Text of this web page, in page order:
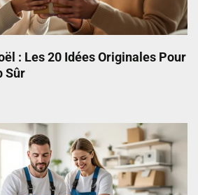
: Les 20 Idées Originales Pour
Sûr